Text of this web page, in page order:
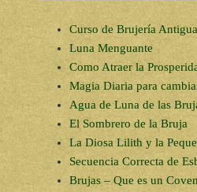
Curso de Brujería Antigua
Luna Menguante
Como Atraer la
Magia Diaria para
Agua de Luna de las
El Sombrero de la Bruja
La Diosa Lilith y la
Secuencia Correcta de
Brujas – Que es un